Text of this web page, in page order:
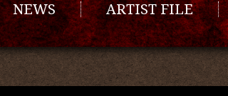
NEWS ARTIST FILE